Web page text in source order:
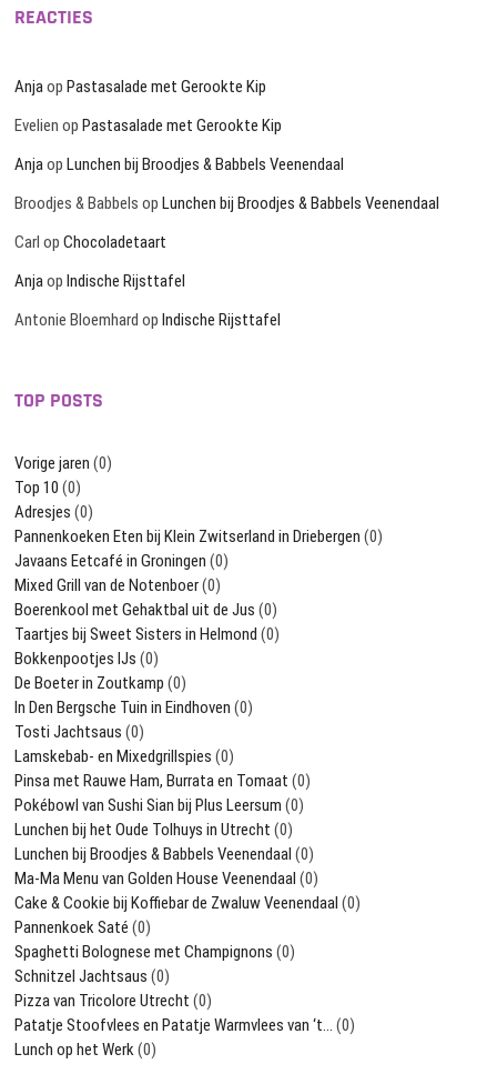
REACTIES
AnjaopPastasalade met Gerookte Kip
Evelien opPastasalade met Gerookte Kip
AnjaopLunchen bij Broodjes & Babbels Veenendaal
Broodjes & Babbels opLunchen bij Broodjes & Babbels Veenendaal
Carl opChocoladetaart
AnjaopIndische Rijsttafel
Antonie Bloemhard opIndische Rijsttafel
TOP POSTS
Vorige jaren (0)
Top 10 (0)
Adresjes (0)
Pannenkoeken Eten bij Klein Zwitserland in Driebergen (0)
Javaans Eetcafé in Groningen (0)
Mixed Grill van de Notenboer(0)
Boerenkool met Gehaktbal uit de Jus (0)
Taartjes bij Sweet Sisters in Helmond (0)
Bokkenpootjes IJs (0)
De Boeter in Zoutkamp (0)
In Den Bergsche Tuin in Eindhoven (0)
Tosti Jachtsaus (0)
Lamskebab- en Mixedgrillspies (0)
Pinsa met Rauwe Ham, Burrata en Tomaat (0)
Pokébowl van Sushi Sian bij Plus Leersum (0)
Lunchen bij het Oude Tolhuys in Utrecht (0)
Lunchen bij Broodjes & Babbels Veenendaal (0)
Ma-Ma Menu van Golden House Veenendaal (0)
Cake & Cookie bij Koffiebar de Zwaluw Veenendaal (0)
Pannenkoek Saté (0)
Spaghetti Bolognese met Champignons (0)
Schnitzel Jachtsaus (0)
Pizza van Tricolore Utrecht (0)
Patatje Stoofvlees en Patatje Warmvlees van ‘t… (0)
Lunch op het Werk(0)